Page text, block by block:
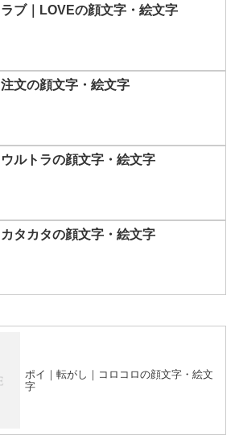
ラブ｜LOVEの顔文字・絵文字
注文の顔文字・絵文字
ウルトラの顔文字・絵文字
カタカタの顔文字・絵文字
ポイ｜転がし｜コロコロの顔文字・絵文
字